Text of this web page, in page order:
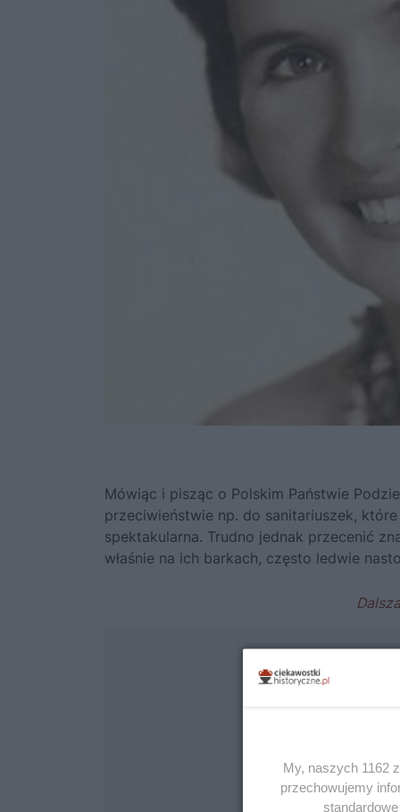
Mówiąc i pisząc o Polskim Państwie
przeciwieństwie np. do sanitariuszek,
spektakularna. Trudno jednak przecenić
właśnie na ich barkach, często ledwie
My, naszych 1162
przechowujemy